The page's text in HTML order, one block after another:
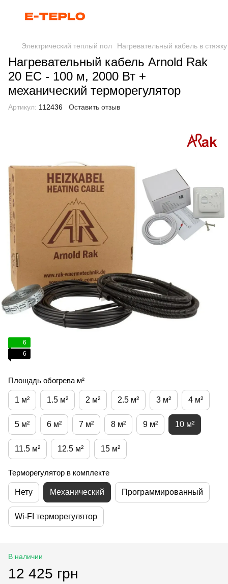
Электрический теплый пол Нагревательный кабель в стяжку
Нагревательный кабель Arnold Rak
20 EC - 100 м, 2000 Вт +
механический терморегулятор
Артикул: 112436 Оставить отзыв
6
6
Площадь обогрева м²
1 м² 1.5 м² 2 м² 2.5 м² 3 м² 4 м²
5 м² 6 м² 7 м² 8 м² 9 м² 10 м²
11.5 м² 12.5 м² 15 м²
Терморегулятор в комплекте
Нету Механический Программированный
Wi-FI терморегулятор
В наличии
12 425 грн